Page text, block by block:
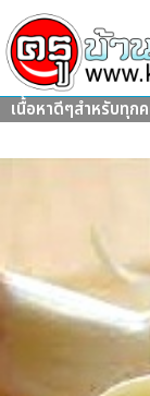
เนื้อหาดีๆสำหรับทุก